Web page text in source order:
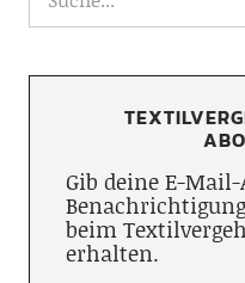
Gib deine E-
beim
erhalten.